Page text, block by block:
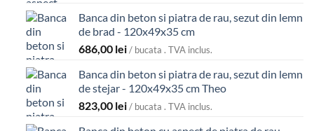
Banca din beton si piatra de rau, sezut din lemn
de brad - 120x49x35 cm
686,00 lei / bucata . TVA inclus.
Banca din beton si piatra de rau, sezut din lemn
de stejar - 120x49x35 cm Theo
823,00 lei / bucata . TVA inclus.